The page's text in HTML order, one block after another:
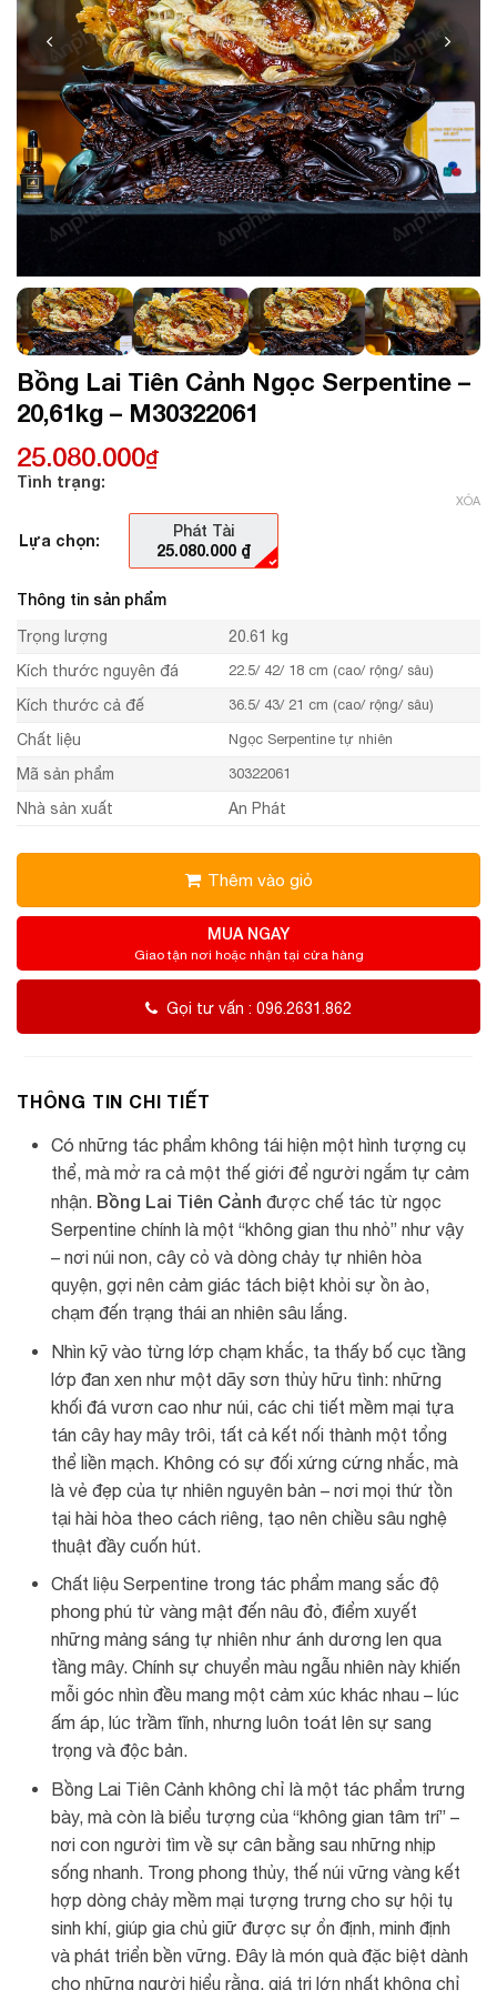
Bồng Lai Tiên Cảnh Ngọc Serpentine –
20,61kg – M30322061
25.080.000₫
Tình trạng:
Lựa chọn:
Phát Tài
25.080.000 ₫
XÓA
Thông tin sản phẩm
Trọng lượng
20.61 kg
Kích thước nguyên đá
22.5/ 42/ 18 cm (cao/ rộng/ sâu)
Kích thước cả đế 36.5/ 43/ 21 cm (cao/ rộng/ sâu)
Chất liệu Ngọc Serpentine tự nhiên
Mã sản phẩm 30322061
Nhà sản xuất An Phát
Thêm vào giỏ
MUA NGAY
Giao tận nơi hoặc nhận tại cửa hàng
Gọi tư vấn : 096.2631.862
THÔNG TIN CHI TIẾT
Có những tác phẩm không tái hiện một hình tượng cụ
thể, mà mở ra cả một thế giới để người ngắm tự cảm
nhận. Bồng Lai Tiên Cảnh được chế tác từ ngọc
Serpentine chính là một “không gian thu nhỏ” như vậy
– nơi núi non, cây cỏ và dòng chảy tự nhiên hòa
quyện, gợi nên cảm giác tách biệt khỏi sự ồn ào,
chạm đến trạng thái an nhiên sâu lắng.
Nhìn kỹ vào từng lớp chạm khắc, ta thấy bố cục tầng
lớp đan xen như một dãy sơn thủy hữu tình: những
khối đá vươn cao như núi, các chi tiết mềm mại tựa
tán cây hay mây trôi, tất cả kết nối thành một tổng
thể liền mạch. Không có sự đối xứng cứng nhắc, mà
là vẻ đẹp của tự nhiên nguyên bản – nơi mọi thứ tồn
tại hài hòa theo cách riêng, tạo nên chiều sâu nghệ
thuật đầy cuốn hút.
Chất liệu Serpentine trong tác phẩm mang sắc độ
phong phú từ vàng mật đến nâu đỏ, điểm xuyết
những mảng sáng tự nhiên như ánh dương len qua
tầng mây. Chính sự chuyển màu ngẫu nhiên này khiến
mỗi góc nhìn đều mang một cảm xúc khác nhau – lúc
ấm áp, lúc trầm tĩnh, nhưng luôn toát lên sự sang
trọng và độc bản.
Bồng Lai Tiên Cảnh không chỉ là một tác phẩm trưng
bày, mà còn là biểu tượng của “không gian tâm trí” –
nơi con người tìm về sự cân bằng sau những nhịp
sống nhanh. Trong phong thủy, thế núi vững vàng kết
hợp dòng chảy mềm mại tượng trưng cho sự hội tụ
sinh khí, giúp gia chủ giữ được sự ổn định, minh định
và phát triển bền vững. Đây là món quà đặc biệt dành
cho những người hiểu rằng, giá trị lớn nhất không chỉ